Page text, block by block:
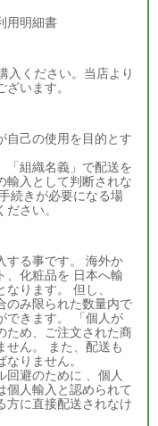
用明細書
入ください。当店より
います。
自己の使用を目的とす
「組織名義」で配送を
輸入として判断されな
続きが必要になる場
さい。
する事です。 海外か
、化粧品を 日本へ輸
ります。 但し、
のみ限られた数量内で
できます。 「個人が
ため、ご注文された商
せん。 また、配送も
りません。
回避のために 、個人
個人輸入と認められて
方に直接配送されなけ